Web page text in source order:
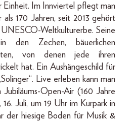
Einheit. Im Innviertel pflegt man
170 Jahren, seit 2013 gehört
Weltkulturerbe. Seine
den Zechen, bäuerlichen
von denen jede ihren
hat. Ein Aushängeschild für
Live erleben kann man
Open-Air (160 Jahre
Juli, um 19 Uhr im Kurpark in
der hiesige Boden für Musik &